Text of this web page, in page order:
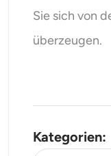
Sie sich von
überzeugen.
Kategorien: